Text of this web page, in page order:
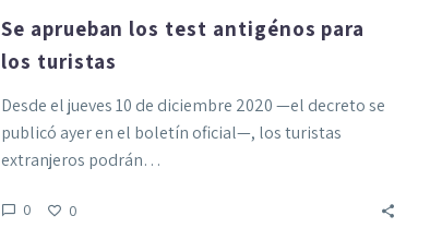
Se aprueban los test antigénos para
los turistas
Desde el jueves 10 de diciembre 2020 —el decreto se
publicó ayer en el boletín oficial—, los turistas
extranjeros podrán…
0 0